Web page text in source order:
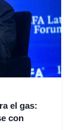
el gas:
con